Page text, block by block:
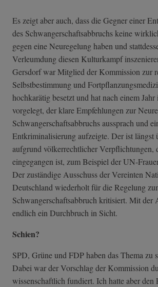
Es zeigt aber auch, dass die Gegner einer
des Schwangerschaftsabbruchs keine
gegen eine Neuregelung haben und
Verleumdung diesen Kulturkampf
Gersdorf war Mitglied der Kommission zur
Selbstbestimmung und
hochkarätig besetzt und hat nach einem
vorgelegt, der klare Empfehlungen zur
Schwangerschaftsabbruchs aussprach und
Entkriminalisierung aufzeigte. Der ist längst
aufgrund völkerrechtlicher Verpflichtungen,
eingegangen ist, zum Beispiel der UN-
Der zuständige Ausschuss der Vereinten
Deutschland wiederholt für die Regelung
Schwangerschaftsabbruch kritisiert. Mit der
endlich ein Durchbruch in Sicht.
Schien?
SPD, Grüne und FDP haben das Thema zu
Dabei war der Vorschlag der Kommission
wissenschaftlich fundiert. Ich hatte aber den